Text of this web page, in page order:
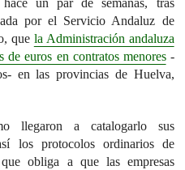
un par de semanas, tras
por el Servicio Andaluz de
que la Administración andaluza
euros en contratos menores-
en las provincias de Huelva,
llegaron a catalogarlo sus
los protocolos ordinarios de
obliga a que las empresas